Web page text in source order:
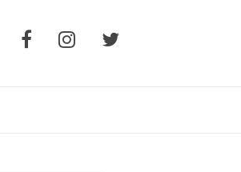
ElementoElementoElemento